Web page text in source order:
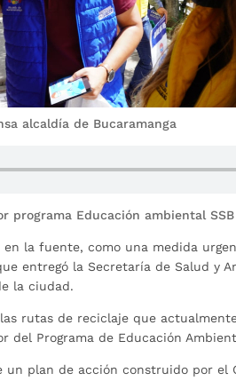
alcaldía de Bucaramanga
programa Educación ambiental SSB
la fuente, como una medida
entregó la Secretaría de Salud y
la ciudad.
rutas de reciclaje que
del Programa de Educación
un plan de acción construido por